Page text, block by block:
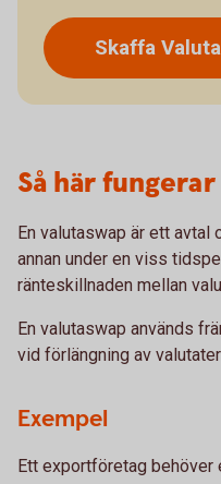
Skaffa
Så här
En valutaswap är ett avtal
annan under en viss
ränteskillnaden mellan
En valutaswap används
vid förlängning av
Exempel
Ett exportföretag behöver